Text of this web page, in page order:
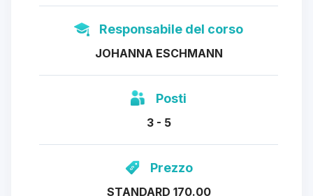
Responsabile del corso
JOHANNA ESCHMANN
Posti
3 - 5
Prezzo
STANDARD 170.00